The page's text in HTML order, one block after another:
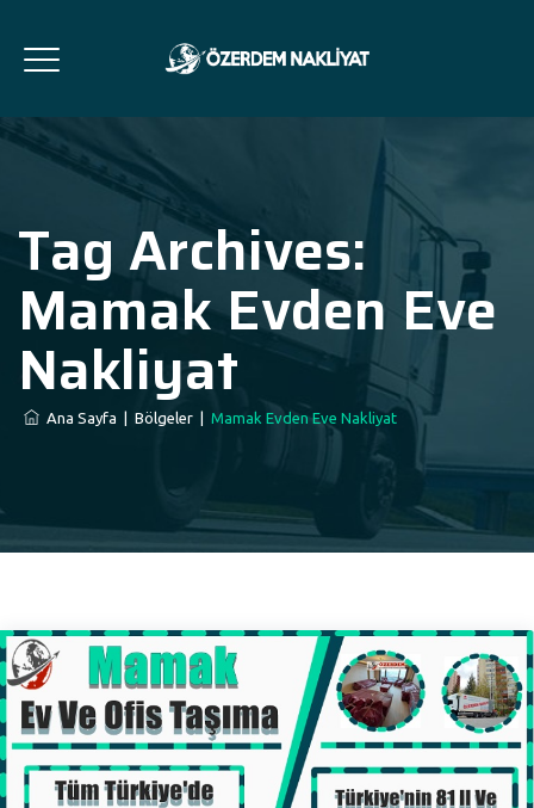
Tag Archives:
Mamak Evden Eve
Nakliyat
Ana Sayfa Bölgeler Mamak Evden Eve Nakliyat